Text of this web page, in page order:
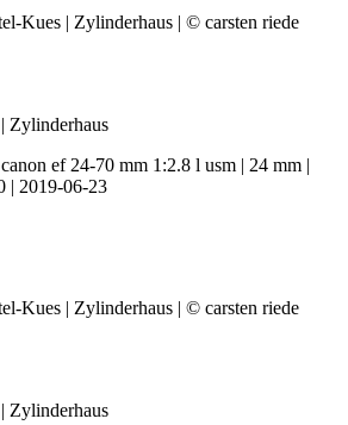
Zylinderhaus
ef 24-70 mm 1:2.8 l usm | 24 mm |
| 2019-06-23
Zylinderhaus